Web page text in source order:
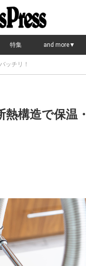
特集 and more▼
ッチリ！
構造で保温・